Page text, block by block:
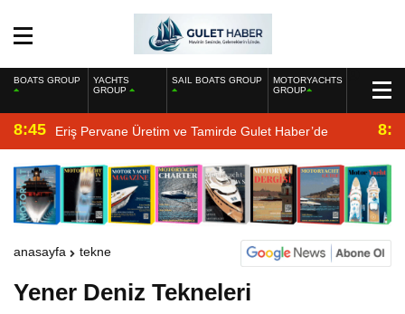
BOATS GROUP
YACHTS
GROUP
SAIL BOATS GROUP
MOTORYACHTS
GROUP
8:45 Eriş Pervane Üretim ve Tamirde Gulet Haber’de
anasayfa tekne
Yener Deniz Tekneleri